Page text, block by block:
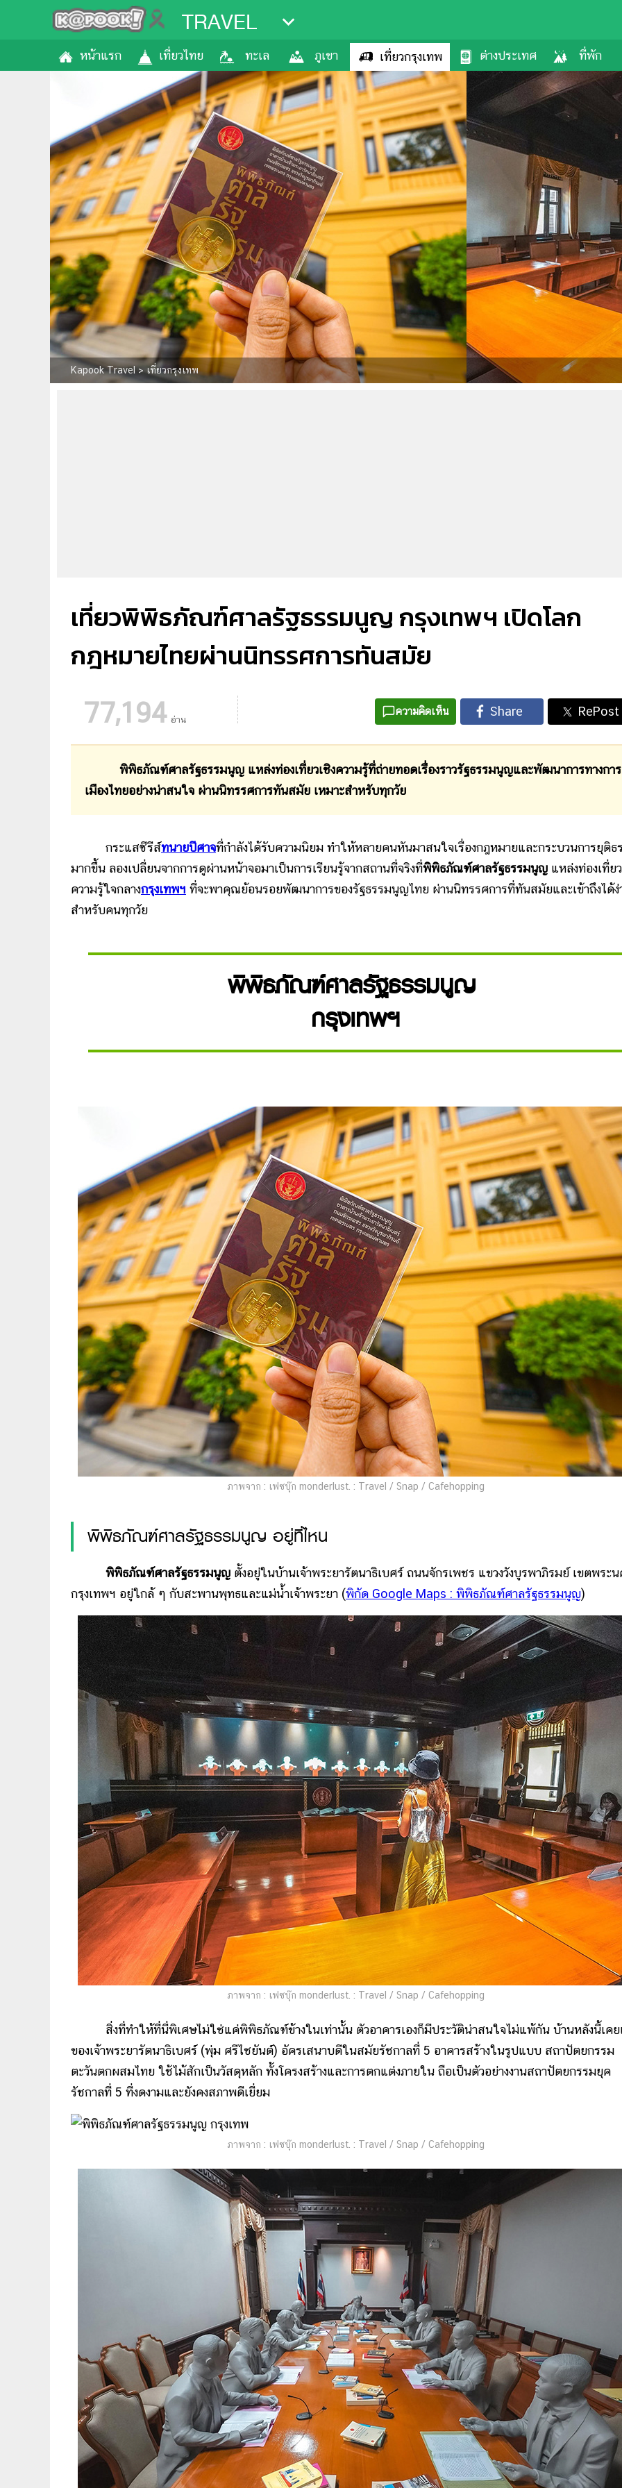
TRAVEL
หน้าแรก เที่ยวไทย ทะเล ภูเขา เที่ยวกรุงเทพ ต่างประเทศ ที่พัก
Kapook Travel> เที่ยวกรุงเทพ
เที่ยวพิพิธภัณฑ์ศาลรัฐธรรมนูญ กรุงเทพฯ เปิดโลก
กฎหมายไทยผ่านนิทรรศการทันสมัย
77,194 อ่าน
ความคิดเห็น
พิพิธภัณฑ์ศาลรัฐธรรมนูญ แหล่งท่องเที่ยวเชิงความรู้ที่ถ่ายทอดเรื่องราวรัฐธรรมนูญและพัฒนาการทางการ
เมืองไทยอย่างน่าสนใจ ผ่านนิทรรศการทันสมัย เหมาะสำหรับทุกวัย
กระแสซีรีส์ทนายปีศาจที่กำลังได้รับความนิยม ทำให้หลายคนหันมาสนใจเรื่องกฎหมายและกระบวนการยุติธ
มากขึ้น ลองเปลี่ยนจากการดูผ่านหน้าจอมาเป็นการเรียนรู้จากสถานที่จริงที่พิพิธภัณฑ์ศาลรัฐธรรมนูญ แหล่งท่องเที่ย
ความรู้ใจกลางกรุงเทพฯ ที่จะพาคุณย้อนรอยพัฒนาการของรัฐธรรมนูญไทย ผ่านนิทรรศการที่ทันสมัยและเข้าถึงได้ง่
สำหรับคนทุกวัย
พิพิธภัณฑ์ศาลรัฐธรรมนูญ
กรุงเทพฯ
ภาพจาก : เฟซบุ๊ก monderlust. : Travel / Snap / Cafehopping
พิพิธภัณฑ์ศาลรัฐธรรมนูญ อยู่ที่ไหน
พิพิธภัณฑ์ศาลรัฐธรรมนูญ ตั้งอยู่ในบ้านเจ้าพระยารัตนาธิเบศร์ ถนนจักรเพชร แขวงวังบูรพาภิรมย์ เขตพระ
กรุงเทพฯ อยู่ใกล้ ๆ กับสะพานพุทธและแม่น้ำเจ้าพระยา (พิกัด Google Maps : พิพิธภัณฑ์ศาลรัฐธรรมนูญ)
ภาพจาก : เฟซบุ๊ก monderlust. : Travel / Snap / Cafehopping
สิ่งที่ทำให้ที่นี่พิเศษไม่ใช่แค่พิพิธภัณฑ์ข้างในเท่านั้น ตัวอาคารเองก็มีประวัติน่าสนใจไม่แพ้กัน บ้านหลังนี้เคย
ของเจ้าพระยารัตนาธิเบศร์ (พุ่ม ศรีไชยันต์) อัครเสนาบดีในสมัยรัชกาลที่ 5 อาคารสร้างในรูปแบบ สถาปัตยกรรม
ตะวันตกผสมไทย ใช้ไม้สักเป็นวัสดุหลัก ทั้งโครงสร้างและการตกแต่งภายใน ถือเป็นตัวอย่างงานสถาปัตยกรรมยุค
รัชกาลที่ 5 ที่งดงามและยังคงสภาพดีเยี่ยม
ภาพจาก : เฟซบุ๊ก monderlust. : Travel / Snap / Cafehopping